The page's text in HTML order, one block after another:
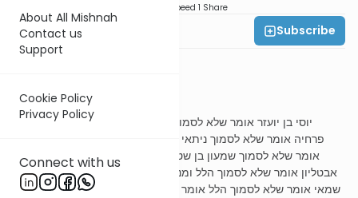
About All Mishnah
Contact us
Support
Cookie Policy
Privacy Policy
Connect with us
Speed 1 Share
Mordechai Y. Cazbii
Subscribe
משנה ב
יוסי בן יועזר אומר שלא לסמוך יוסי בן יוחנן אומר לסמוך יהושע בן
פרחיה אומר שלא לסמוך ניתאי הארבלי אומר לסמוך יהודה בן טבאי
אומר שלא לסמוך שמעון בן שטח אומר לסמוך שמעיה אומר לסמוך
אבטליון אומר שלא לסמוך הלל ומנחם לא נחלקו יצא מנחם נכנס שמאי
שמאי אומר שלא לסמוך הלל אומר לסמוך הראשונים היו נשיאים ושניים